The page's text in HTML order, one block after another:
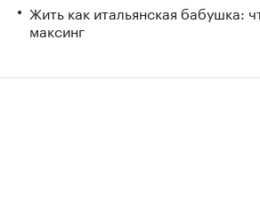
Жить как итальянская бабушка:
максинг